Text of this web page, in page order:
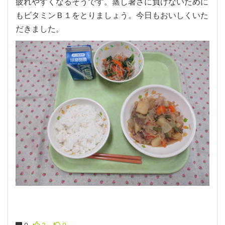
もビタミンＢ１をとりましょう。今日もおいしくいた
だきました。